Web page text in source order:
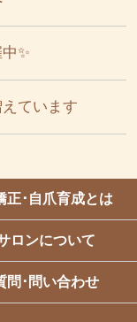
✨
ています
正･自爪育成とは
ロンについて
問･問い合わせ